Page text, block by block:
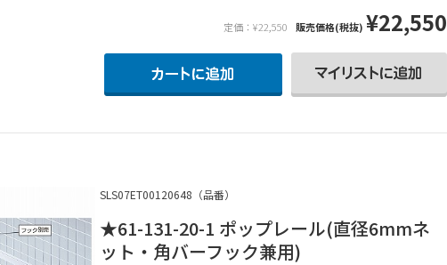
定価：¥22,550 販売価格(税抜) ¥22,550
SLS07ET00120648（品番）
★61-131-20-1 ポップレール(直径6mmネ
ット・角バーフック兼用)